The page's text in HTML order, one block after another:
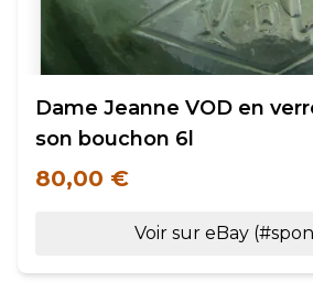
Dame Jeanne VOD en
son bouchon 6l
80,00 €
Voir sur eBay